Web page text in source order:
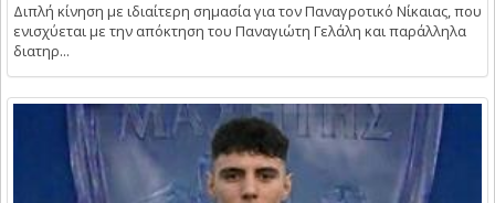
Διπλή κίνηση με ιδιαίτερη σημασία για τον Παναγροτικό Νίκαιας, που
ενισχύεται με την απόκτηση του Παναγιώτη Γελάλη και παράλληλα
διατηρ...